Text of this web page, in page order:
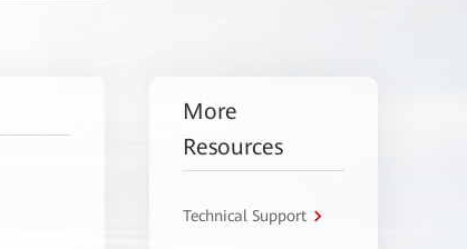
More
Resources
Technical Support